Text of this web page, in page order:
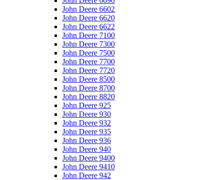
John Deere 6602
John Deere 6620
John Deere 6622
John Deere 7100
John Deere 7300
John Deere 7500
John Deere 7700
John Deere 7720
John Deere 8500
John Deere 8700
John Deere 8820
John Deere 925
John Deere 930
John Deere 932
John Deere 935
John Deere 936
John Deere 940
John Deere 9400
John Deere 9410
John Deere 942